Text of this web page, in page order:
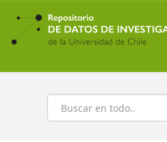
Ir
contenido
principal
Buscar